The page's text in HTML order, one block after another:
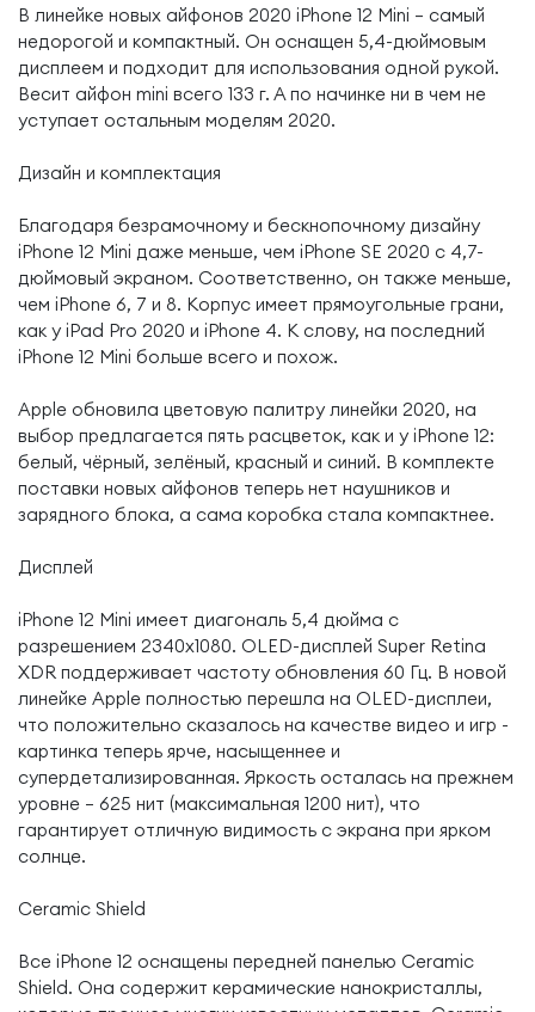
В линейке новых айфонов 2020 iPhone 12 Mini — самый
недорогой и компактный. Он оснащен 5,4-дюймовым
дисплеем и подходит для использования одной рукой.
Весит айфон mini всего 133 г. А по начинке ни в чем не
уступает остальным моделям 2020.
Дизайн и комплектация
Благодаря безрамочному и бескнопочному дизайну
iPhone 12 Mini даже меньше, чем iPhone SE 2020 с 4,7-
дюймовый экраном. Соответственно, он также меньше,
чем iPhone 6, 7 и 8. Корпус имеет прямоугольные грани,
как у iPad Pro 2020 и iPhone 4. К слову, на последний
iPhone 12 Mini больше всего и похож.
Apple обновила цветовую палитру линейки 2020, на
выбор предлагается пять расцветок, как и у iPhone 12:
белый, чёрный, зелёный, красный и синий. В комплекте
поставки новых айфонов теперь нет наушников и
зарядного блока, а сама коробка стала компактнее.
Дисплей
iPhone 12 Mini имеет диагональ 5,4 дюйма с
разрешением 2340x1080. OLED-дисплей Super Retina
XDR поддерживает частоту обновления 60 Гц. В новой
линейке Apple полностью перешла на OLED-дисплеи,
что положительно сказалось на качестве видео и игр -
картинка теперь ярче, насыщеннее и
супердетализированная. Яркость осталась на прежнем
уровне — 625 нит (максимальная 1200 нит), что
гарантирует отличную видимость с экрана при ярком
солнце.
Ceramic Shield
Все iPhone 12 оснащены передней панелью Ceramic
Shield. Она содержит керамические нанокристаллы,